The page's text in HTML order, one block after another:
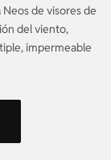
de visores de
del viento,
impermeable